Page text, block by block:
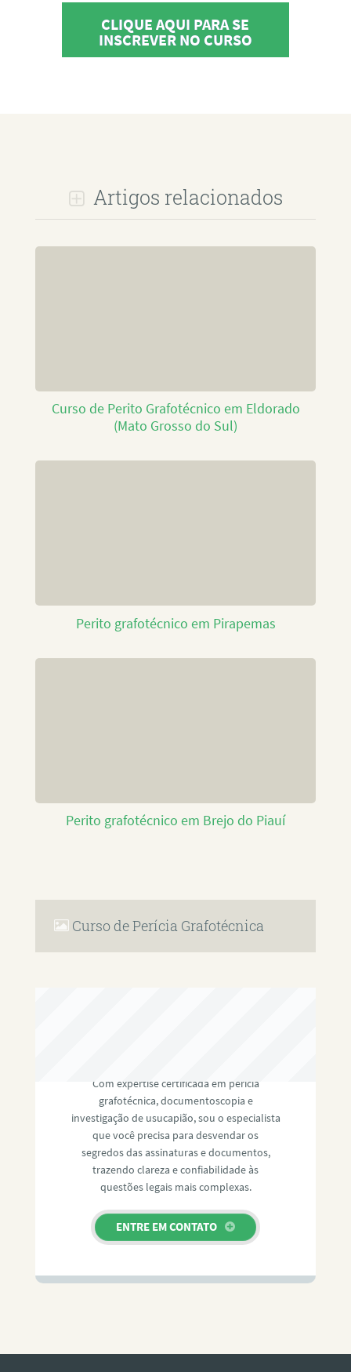
CLIQUE AQUI PARA SE
INSCREVER NO CURSO
Artigos relacionados
Curso de Perito Grafotécnico em Eldorado
(Mato Grosso do Sul)
Perito grafotécnico em Pirapemas
Perito grafotécnico em Brejo do Piauí
Curso de Perícia Grafotécnica
Com expertise certificada em perícia
grafotécnica, documentoscopia e
investigação de usucapião, sou o especialista
que você precisa para desvendar os
segredos das assinaturas e documentos,
trazendo clareza e confiabilidade às
questões legais mais complexas.
ENTRE EM CONTATO